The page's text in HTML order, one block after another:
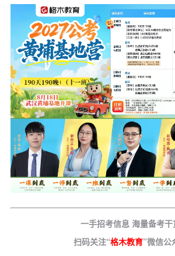
一手招考信息 海量备考干
扫码关注“格木教育”微信公